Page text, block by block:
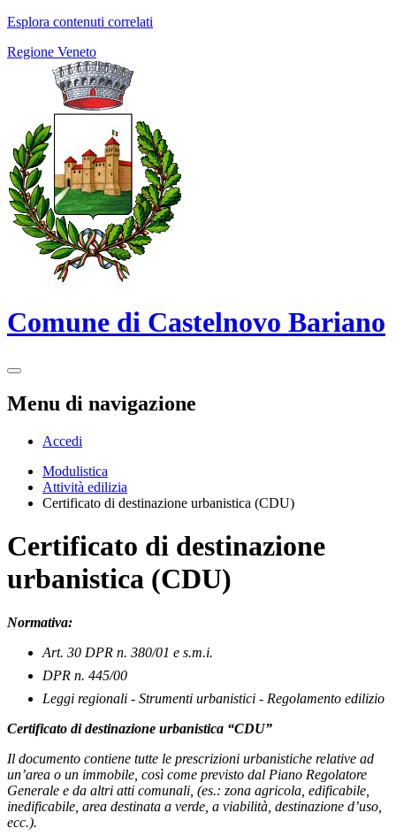
Esplora contenuti correlati
Regione Veneto
Comune di Castelnovo Bariano
Menu di navigazione
Accedi
Modulistica
Attività edilizia
Certificato di destinazione urbanistica (CDU)
Certificato di destinazione
urbanistica (CDU)
Normativa:
Art. 30 DPR n. 380/01 e s.m.i.
DPR n. 445/00
Leggi regionali - Strumenti urbanistici - Regolamento edilizio
Certificato di destinazione urbanistica “CDU”
Il documento contiene tutte le prescrizioni urbanistiche relative ad
un’area o un immobile, così come previsto dal Piano Regolatore
Generale e da altri atti comunali, (es.: zona agricola, edificabile,
inedificabile, area destinata a verde, a viabilità, destinazione d’uso,
ecc.).